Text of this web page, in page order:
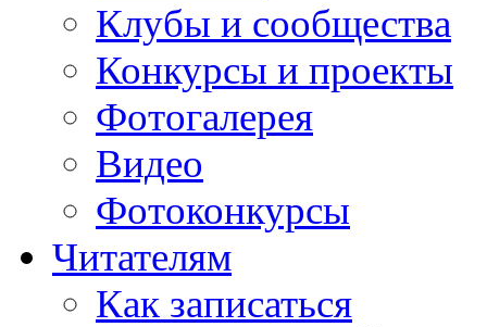
Клубы и сообщества
Конкурсы и проекты
Фотогалерея
Видео
Фотоконкурсы
Читателям
Как записаться